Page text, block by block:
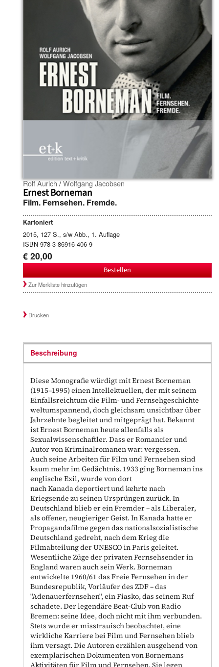
Rolf Aurich/Wolfgang Jacobsen
Ernest Borneman
Film. Fernsehen. Fremde.
Kartoniert
2015, 127 S., s/w Abb., 1. Auflage
ISBN 978-3-86916-406-9
€ 20,00
Bestellen
Zur Merkliste hinzufügen
Drucken
Beschreibung
Diese Monografie würdigt mit Ernest Borneman
(1915–1995) einen Intellektuellen, der mit seinem
Einfallsreichtum die Film- und Fernsehgeschichte
weltumspannend, doch gleichsam unsichtbar über
Jahrzehnte begleitet und mitgeprägt hat. Bekannt
ist Ernest Borneman heute allenfalls als
Sexualwissenschaftler. Dass er Romancier und
Autor von Kriminalromanen war: vergessen.
Auch seine Arbeiten für Film und Fernsehen sind
kaum mehr im Gedächtnis. 1933 ging Borneman ins
englische Exil, wurde von dort
nach Kanada deportiert und kehrte nach
Kriegsende zu seinen Ursprüngen zurück. In
Deutschland blieb er ein Fremder – als Liberaler,
als offener, neugieriger Geist. In Kanada hatte er
Propagandafilme gegen das nationalsozialistische
Deutschland gedreht, nach dem Krieg die
Filmabteilung der UNESCO in Paris geleitet.
Wesentliche Züge der privaten Fernsehsender in
England waren auch sein Werk. Borneman
entwickelte 1960/61 das Freie Fernsehen in der
Bundesrepublik, Vorläufer des ZDF – das
"Adenauerfernsehen", ein Fiasko, das seinem Ruf
schadete. Der legendäre Beat-Club von Radio
Bremen: seine Idee, doch nicht mit ihm verbunden.
Stets wurde er misstrauisch beobachtet, eine
wirkliche Karriere bei Film und Fernsehen blieb
ihm versagt. Die Autoren erzählen ausgehend von
exemplarischen Dokumenten von Bornemans